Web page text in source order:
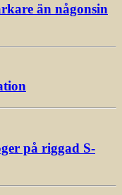
än någonsin
på riggad S-